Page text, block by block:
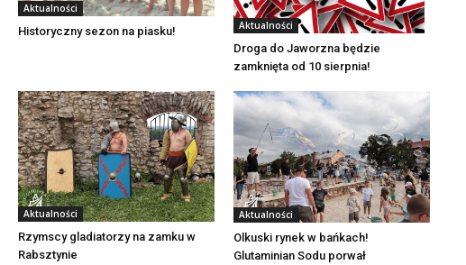
Aktualności
Historyczny sezon na piasku! Aktualności
Droga do Jaworzna będzie
zamknięta od 10 sierpnia!
Aktualności
Rzymscy gladiatorzy na zamku w
Rabsztynie
Aktualności
Olkuski rynek w bańkach!
Glutaminian Sodu porwał